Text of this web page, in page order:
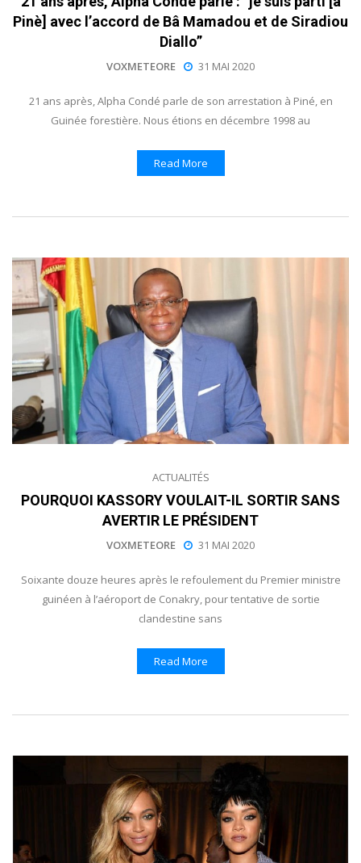
Pinè] avec l’accord de Bâ Mamadou et de Siradiou
Diallo”
VOXMETEORE 31 MAI 2020
21 ans après, Alpha Condé parle de son arrestation à Piné, en
Guinée forestière. Nous étions en décembre 1998 au
Read More
ACTUALITÉS
POURQUOI KASSORY VOULAIT-IL SORTIR SANS
AVERTIR LE PRÉSIDENT
VOXMETEORE 31 MAI 2020
Soixante douze heures après le refoulement du Premier ministre
guinéen à l’aéroport de Conakry, pour tentative de sortie
clandestine sans
Read More